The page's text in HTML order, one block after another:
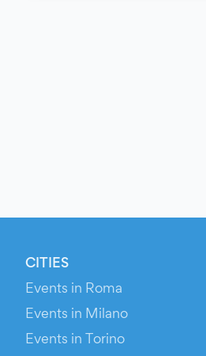
CITIES
Events in Roma
Events in Milano
Events in Torino